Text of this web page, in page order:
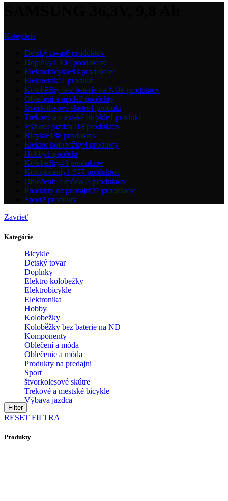
Kategórie
Detský tovar6 produktov
Doplnky1 104 produktov
Elektrobicykle83 produktov
Elektronika1 produkt
Koloběžky bez baterie na ND8 produktov
Oblečení a móda2 produkty
štvorkolesové skútre1 produkt
Trekové a mestské bicykle1 produkt
Výbava jazdca218 produktov
Bicykle188 produktov
Elektro kolobežky4 produkty
Hobby1 produkt
Kolobežky40 produktov
Komponenty1 577 produktov
Oblečenie a móda43 produktov
Produkty na predajni37 produktov
Sport2 produkty
Zavrieť
Kategórie
Bicykle
Detský tovar
Doplnky
Elektro kolobežky
Elektrobicykle
Elektronika
Hobby
Kolobežky
Koloběžky bez baterie na ND
Komponenty
Oblečení a móda
Oblečenie a móda
Produkty na predajni
Sport
štvorkolesové skútre
Trekové a mestské bicykle
Výbava jazdca
Filter
RESET FILTRA
Produkty